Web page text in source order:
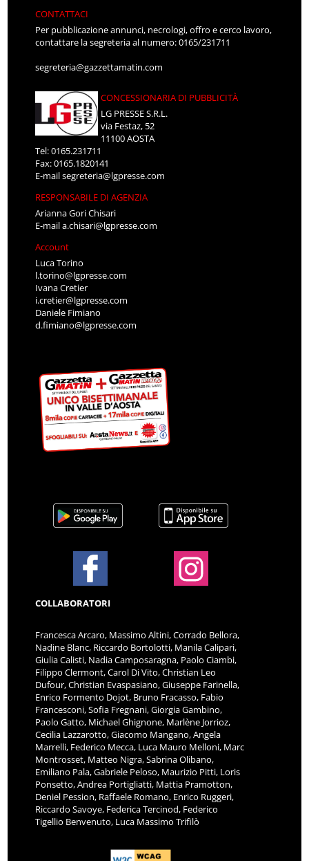
CONTATTACI
Per pubblicazione annunci, necrologi, offro e cerco lavoro,
contattare la segreteria al numero: 0165/231711
segreteria@gazzettamatin.com
CONCESSIONARIA DI PUBBLICITÀ
LG PRESSE S.R.L.
via Festaz, 52
11100 AOSTA
Tel: 0165.231711
Fax: 0165.1820141
E-mailsegreteria@lgpresse.com
RESPONSABILE DI AGENZIA
Arianna Gori Chisari
E-maila.chisari@lgpresse.com
Account
Luca Torino
l.torino@lgpresse.com
Ivana Cretier
i.cretier@lgpresse.com
Daniele Fimiano
d.fimiano@lgpresse.com
COLLABORATORI
Francesca Arcaro, Massimo Altini, Corrado Bellora,
Nadine Blanc, Riccardo Bortolotti, Manila Calipari,
Giulia Calisti, Nadia Camposaragna, Paolo Ciambi,
Filippo Clermont, Carol Di Vito, Christian Leo
Dufour, Christian Evaspasiano, Giuseppe Farinella,
Enrico Formento Dojot, Bruno Fracasso, Fabio
Francesconi, Sofia Fregnani, Giorgia Gambino,
Paolo Gatto, Michael Ghignone, Marlène Jorrioz,
Cecilia Lazzarotto, Giacomo Mangano, Angela
Marrelli, Federico Mecca, Luca Mauro Melloni, Marc
Montrosset, Matteo Nigra, Sabrina Olibano,
Emiliano Pala, Gabriele Peloso, Maurizio Pitti, Loris
Ponsetto, Andrea Portigliatti, Mattia Pramotton,
Deniel Pession, Raffaele Romano, Enrico Ruggeri,
Riccardo Savoye, Federica Tercinod, Federico
Tigellio Benvenuto, Luca Massimo Trifilò